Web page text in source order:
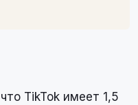
TikTok имеет 1,5